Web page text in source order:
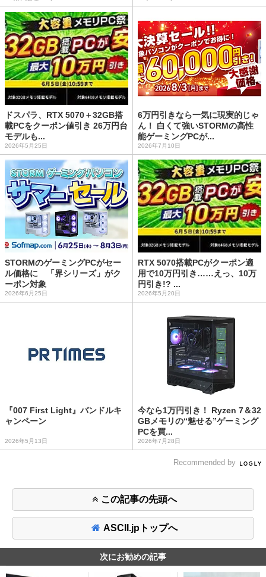
ドスパラ、RTX 5070＋32GB搭
載PCをクーポン値引き 26万円台
モデルも...
2026年5月25日
6万円引きなら一気に現実的じゃ
ん！ 白くて強いSTORMの高性
能ゲーミングPCが...
2026年7月10日
STORMのゲーミングPCがセー
ル価格に 「界シリーズ」がク
ーポン対象
2026年6月25日
RTX 5070搭載PCがクーポン適
用で10万円引き……えっ、10万
円引き!? ...
2026年5月20日
『007 First Light』バンドルキ
ャンペーン
2026年5月13日
今なら1万円引き！ Ryzen 7＆32
GBメモリの“魅せる”ゲーミング
PCを買...
2026年7月28日
Recommended by
この記事の先頭へ
ASCII.jpトップへ
次にお勧めの記事